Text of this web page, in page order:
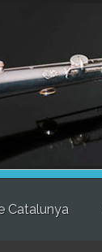
Catalunya